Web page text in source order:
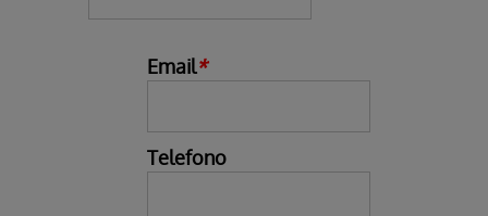
Email*
Telefono